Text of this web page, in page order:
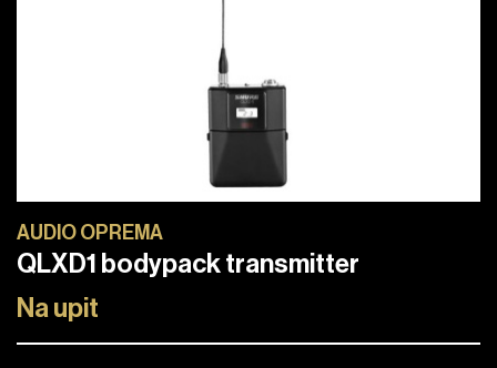
AUDIO OPREMA
QLXD1 bodypack transmitter
Na upit